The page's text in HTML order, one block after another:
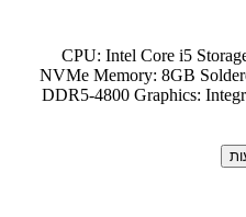
CPU: Intel Core i5
NVMe Memory: 8GB
DDR5-4800 Graphics: